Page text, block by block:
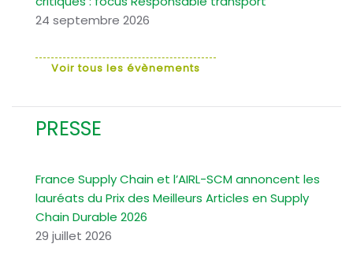
24 septembre 2026
Voir tous les évènements
PRESSE
France Supply Chain et l’AIRL-SCM annoncent les
lauréats du Prix des Meilleurs Articles en Supply
Chain Durable 2026
29 juillet 2026